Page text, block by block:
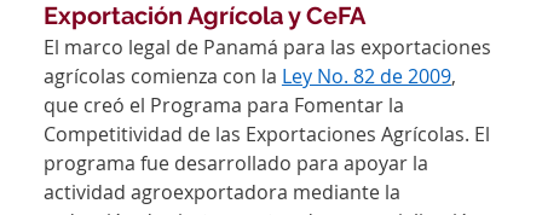
Exportación Agrícola y CeFA
El marco legal de Panamá para las exportaciones
agrícolas comienza con la Ley No. 82 de 2009,
que creó el Programa para Fomentar la
Competitividad de las Exportaciones Agrícolas. El
programa fue desarrollado para apoyar la
actividad agroexportadora mediante la